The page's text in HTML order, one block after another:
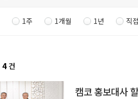
1주 1개월 1년 직
4 건
캠코 홍보대사